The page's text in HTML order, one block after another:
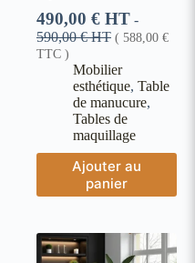
490,00 € HT -
590,00€HT ( 588,00 €
TTC )
Mobilier
esthétique, Table
de manucure,
Tables de
maquillage
Ajouter au
panier